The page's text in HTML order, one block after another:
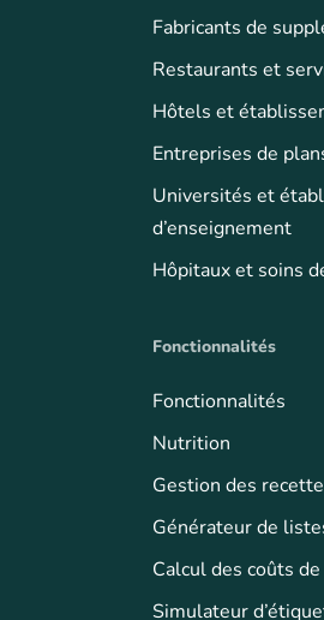
Fabricants de
Restaurants et
Hôtels et
Entreprises de
Universités et
d’enseignement
Hôpitaux et soins
Fonctionnalités
Fonctionnalités
Nutrition
Gestion des
Générateur de
Calcul des coûts
Simulateur